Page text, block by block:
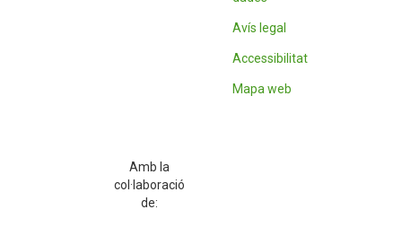
Avís legal
Accessibilitat
Mapa web
Amb la
col·laboració
de: